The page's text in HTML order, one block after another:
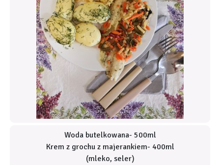
Woda butelkowana- 500ml
Krem z grochu z majerankiem- 400ml
(mleko, seler)